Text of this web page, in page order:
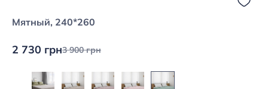
Мятный, 240*260
2 730 грн3 900 грн